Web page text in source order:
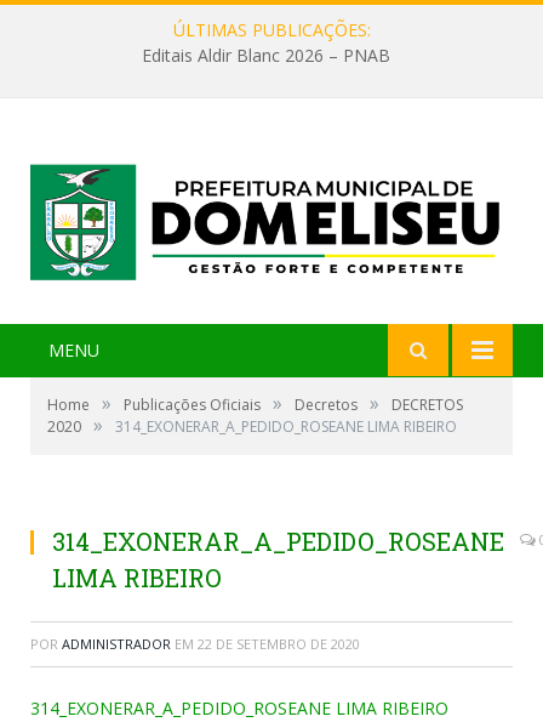
ÚLTIMAS PUBLICAÇÕES:
Editais Aldir Blanc 2026 – PNAB
MENU
Home » Publicações Oficiais » Decretos »
DECRETOS
2020 » 314_EXONERAR_A_PEDIDO_ROSEANE LIMA RIBEIRO
314_EXONERAR_A_PEDIDO_ROSEANE
LIMA RIBEIRO
POR ADMINISTRADOR EM 22 DE SETEMBRO DE 2020
314_EXONERAR_A_PEDIDO_ROSEANE LIMA RIBEIRO